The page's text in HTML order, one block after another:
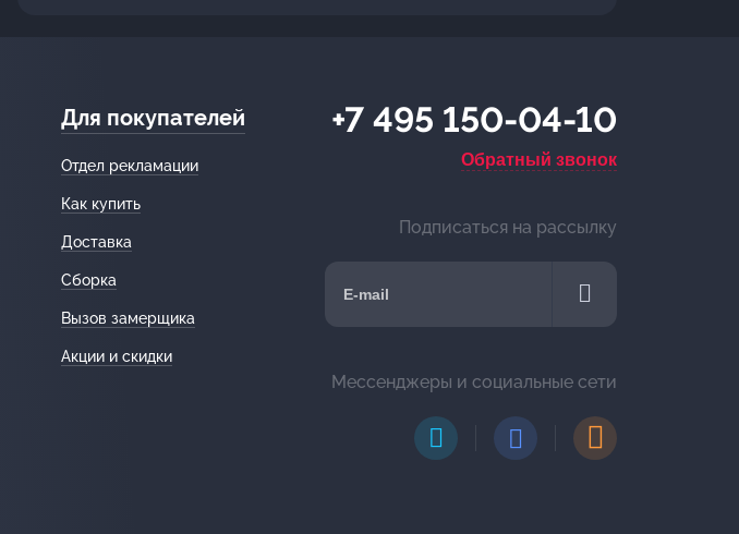
Для покупателей
Отдел рекламации
Как купить
Доставка
Сборка
Вызов замерщика
Акции и скидки
+7 495 150-04-10
Обратный звонок
Подписаться на рассылку
Мессенджеры и социальные сети